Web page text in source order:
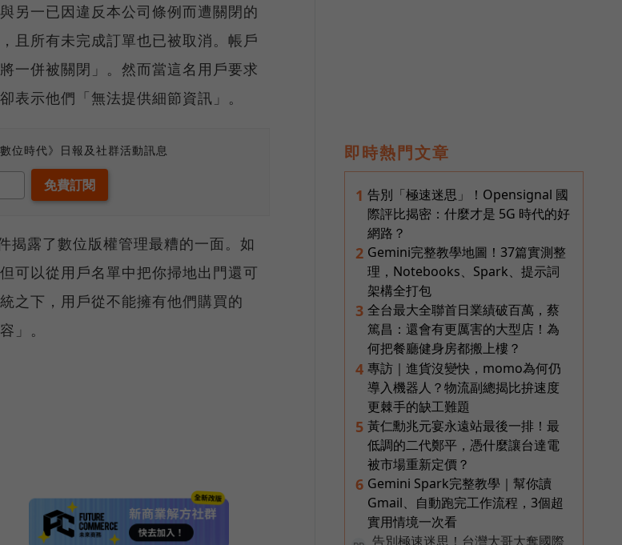
另一已因違反本公司條例而遭關閉的
且所有未完成訂單也已被取消。帳戶
一併被關閉」。然而當這名用戶要求
表示他們「無法提供細節資訊」。
位時代》日報及社群活動訊息
露了數位版權管理最糟的一面。如
可以從用戶名單中把你掃地出門還可
之下，用戶從不能擁有他們購買的
」。
即時熱門文章
1 告別「極速迷思」！Opensignal 國
際評比揭密：什麼才是 5G 時代的好
網路？
2 Gemini完整教學地圖！37篇實測整
理，Notebooks、Spark、提示詞
架構全打包
3 全台最大全聯首日業績破百萬，蔡
篤昌：還會有更厲害的大型店！為
何把餐廳健身房都搬上樓？
4 專訪｜進貨沒變快，momo為何仍
導入機器人？物流副總揭比拚速度
更棘手的缺工難題
5 黃仁勳兆元宴永遠站最後一排！最
低調的二代鄭平，憑什麼讓台達電
被市場重新定價？
6 Gemini Spark完整教學｜幫你讀
Gmail、自動跑完工作流程，3個超
實用情境一次看
告別極速迷思！台灣大哥大奪國際